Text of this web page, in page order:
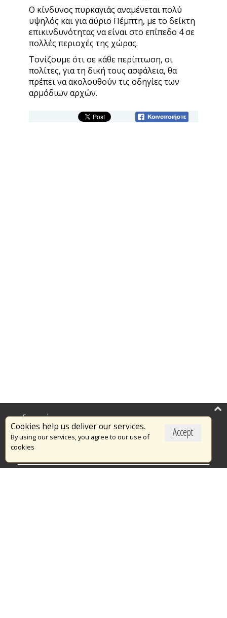
Ο κίνδυνος πυρκαγιάς αναμένεται πολύ
υψηλός και για αύριο Πέμπτη, με το δείκτη
επικινδυνότητας να είναι στο επίπεδο 4 σε
πολλές περιοχές της χώρας.
Τονίζουμε ότι σε κάθε περίπτωση, οι
πολίτες, για τη δική τους ασφάλεια, θα
πρέπει να ακολουθούν τις οδηγίες των
αρμόδιων αρχών.
Accept
Cookies help us deliver our services.
By using our services, you agree to our use of
cookies
Επικαιρότητα
Το Πυροσβεστικό Σώμα